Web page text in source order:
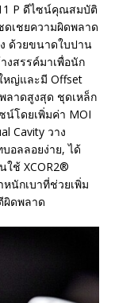
P ดีไซน์คุณสมบัติ
เชยความผิดพลาด
ด้วยขนาดใบปาน
งสรรค์มาเพื่อนัก
หญ่และมี Offset
ลาดสูงสุด ชุดเหล็ก
น์โดยเพิ่มค่า MOI
Cavity วาง
อลลอยง่าย, ได้
ใช้ XCOR2®
หนักเบาที่ช่วยเพิ่ม
ผิดพลาด